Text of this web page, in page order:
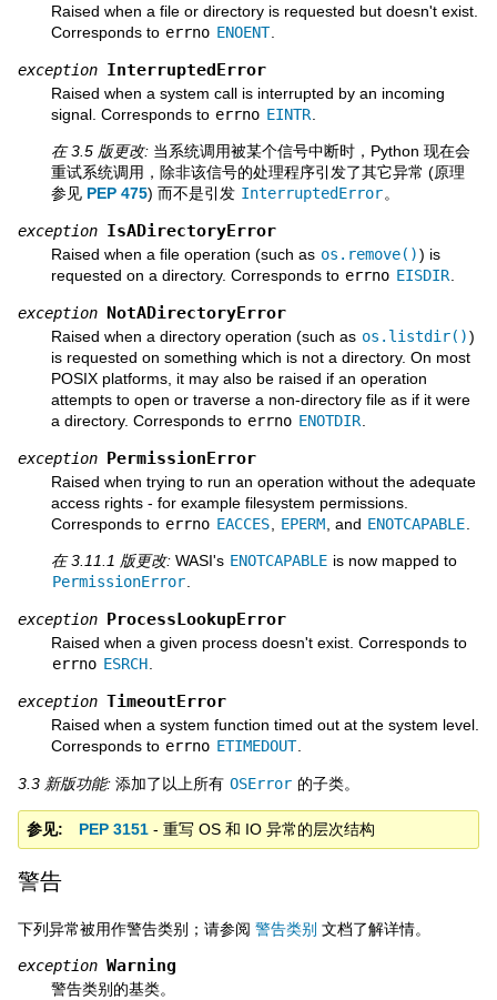
Raised when a file or directory is requested but doesn't exist.
Corresponds to errno ENOENT
exception InterruptedError
Raised when a system call is interrupted by an incoming
signal. Corresponds to errno EINTR
在 3.5 版更改: 当系统调用被某个信号中断时，Python 现在会
重试系统调用，除非该信号的处理程序引发了其它异常 (原理
参见 PEP 475) 而不是引发 InterruptedError。
exception IsADirectoryError
Raised when a file operation (such as os.remove()) is
requested on a directory. Corresponds to errno EISDIR
exception NotADirectoryError
Raised when a directory operation (such as os.listdir())
is requested on something which is not a directory. On most
POSIX platforms, it may also be raised if an operation
attempts to open or traverse a non-directory file as if it were
a directory. Corresponds to errno ENOTDIR
exception PermissionError
Raised when trying to run an operation without the adequate
access rights - for example filesystem permissions.
Corresponds to errno EACCES EPERM , and ENOTCAPABLE
在 3.11.1 版更改: WASI's ENOTCAPABLE is now mapped to
PermissionError
exception ProcessLookupError
Raised when a given process doesn't exist. Corresponds to
errno ESRCH
exception TimeoutError
Raised when a system function timed out at the system level.
Corresponds to errno ETIMEDOUT
3.3 新版功能: 添加了以上所有 OSError 的子类。
参见 PEP 3151 - 重写 OS 和 IO 异常的层次结构
警告
下列异常被用作警告类别；请参阅 警告类别 文档了解详情。
exception Warning
警告类别的基类。